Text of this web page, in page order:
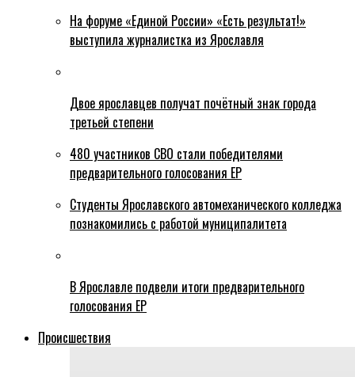
На форуме «Единой России» «Есть результат!»
выступила журналистка из Ярославля
Двое ярославцев получат почётный знак города
третьей степени
480 участников СВО стали победителями
предварительного голосования ЕР
Студенты Ярославского автомеханического колледжа
познакомились с работой муниципалитета
В Ярославле подвели итоги предварительного
голосования ЕР
Происшествия